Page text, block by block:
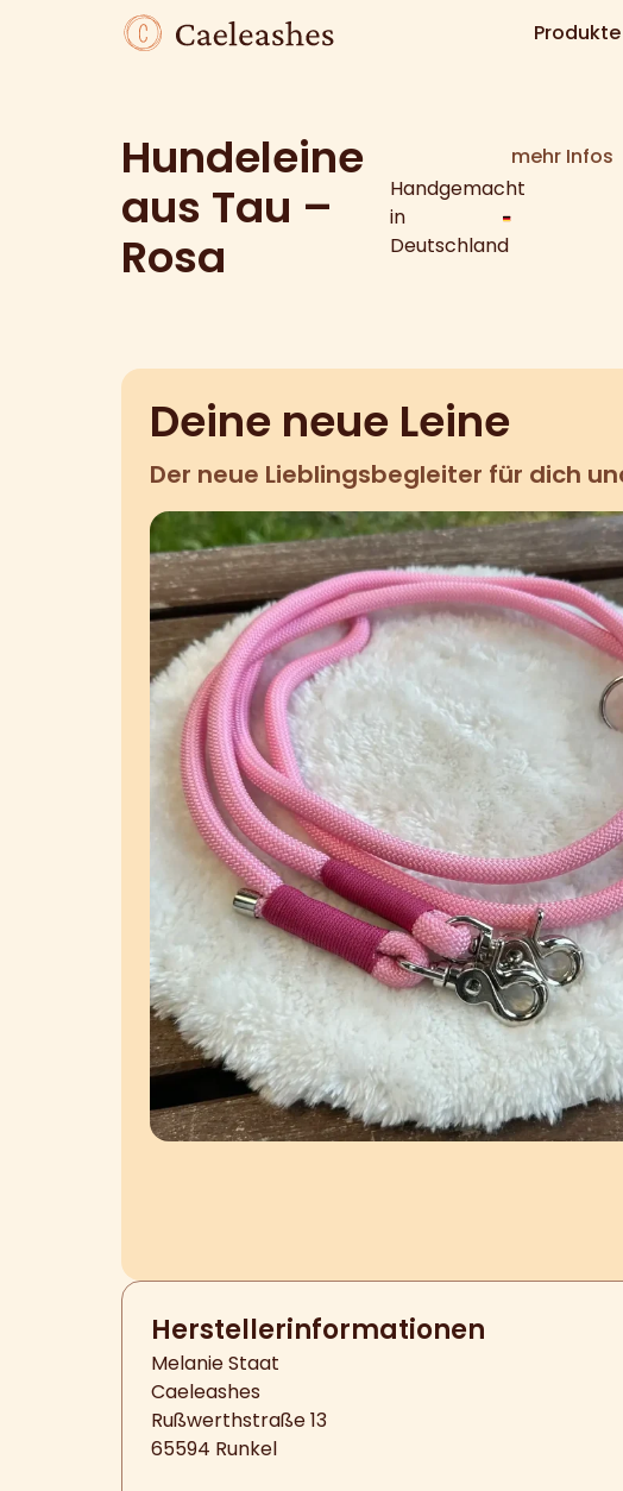
Produkte
Hundeleine
aus Tau –
Rosa
Handgemacht
in
Deutschland
mehr Infos
Deine neue Leine
Der neue Lieblingsbegleiter für dich
Hersteller­informationen
Melanie Staat
Caeleashes
Rußwerthstraße 13
65594 Runkel